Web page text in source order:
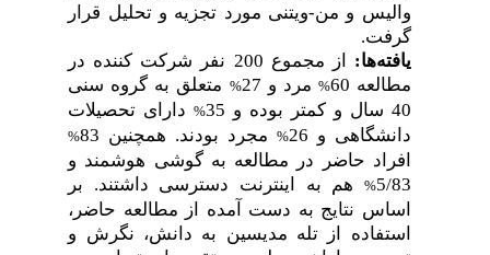
والیس و من-ویتنی مورد تجزیه و تحلیل قرار
گرفت.
یافتهها:
از مجموع 200 نفر شرکت کننده در
مطالعه 60
%مرد و 27 %متعلق به گروه سنی
40 سال و کمتر بوده و 35
%دارای تحصیلات
دانشگاهی و 26
%مجرد بودند. همچنین 83 %
افراد حاضر در مطالعه به گوشی هوشمند و
5/83
%هم به اینترنت دسترسی داشتند. بر
اساس نتایج به دست آمده از مطالعه حاضر،
استفاده از تله مدیسین به دانش، نگرش و